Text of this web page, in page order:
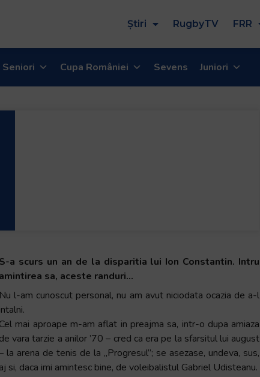
Știri RugbyTV FRR
Cupa României Sevens Juniori
S-a scurs un an de la disparitia lui Ion Constantin. Intru
amintirea sa, aceste randuri…
Nu l-am cunoscut personal, nu am avut niciodata ocazia de a-l
intalni.
Cel mai aproape m-am aflat in preajma sa, intr-o dupa amiaza
de vara tarzie a anilor ’70 – cred ca era pe la sfarsitul lui august
la arena de tenis de la „Progresul”; se asezase, undeva, sus,
si, daca imi amintesc bine, de voleibalistul Gabriel Udisteanu.